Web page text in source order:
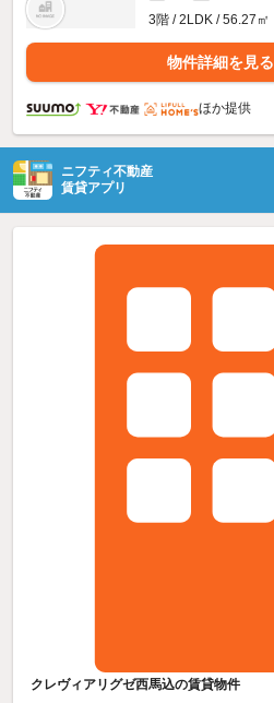
3階 / 2LDK / 56.27㎡
物件詳細を見る
ほか提供
ニフティ不動産
賃貸アプリ
クレヴィアリグゼ西馬込の賃貸物件